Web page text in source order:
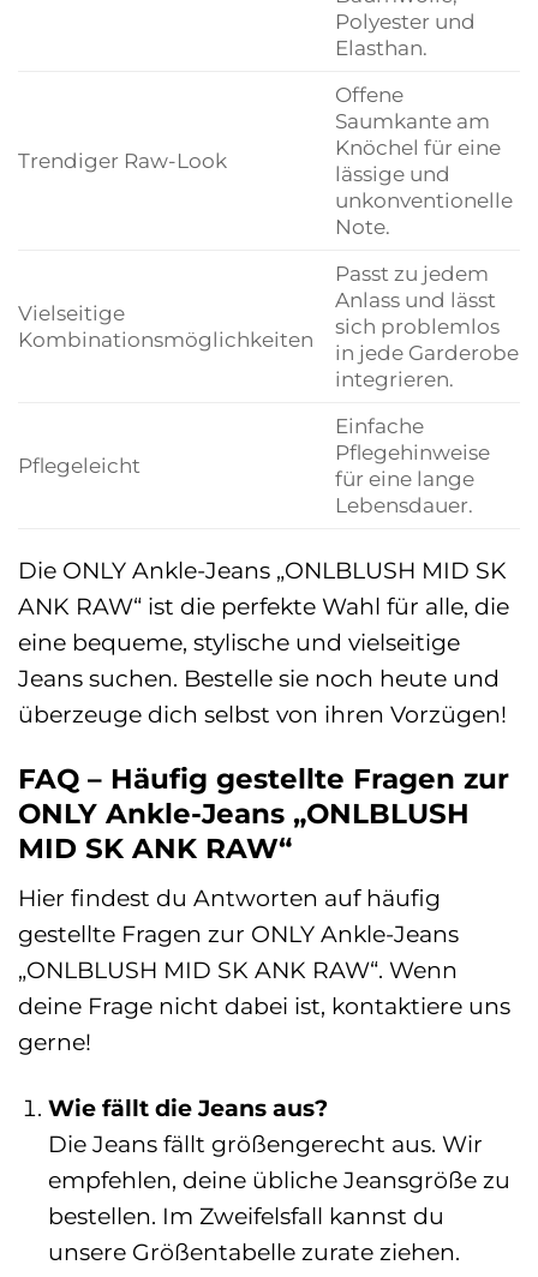
Polyester und
Elasthan.
Trendiger Raw-Look
Offene
Saumkante am
Knöchel für eine
lässige und
unkonventionelle
Note.
Vielseitige
Kombinationsmöglichkeiten
Passt zu jedem
Anlass und lässt
sich problemlos
in jede Garderobe
integrieren.
Pflegeleicht
Einfache
Pflegehinweise
für eine lange
Lebensdauer.
Die ONLY Ankle-Jeans „ONLBLUSH MID SK
ANK RAW“ ist die perfekte Wahl für alle, die
eine bequeme, stylische und vielseitige
Jeans suchen. Bestelle sie noch heute und
überzeuge dich selbst von ihren Vorzügen!
FAQ – Häufig gestellte Fragen zur
ONLY Ankle-Jeans „ONLBLUSH
MID SK ANK RAW“
Hier findest du Antworten auf häufig
gestellte Fragen zur ONLY Ankle-Jeans
„ONLBLUSH MID SK ANK RAW“. Wenn
deine Frage nicht dabei ist, kontaktiere uns
gerne!
Wie fällt die Jeans aus?
Die Jeans fällt größengerecht aus. Wir
empfehlen, deine übliche Jeansgröße zu
bestellen. Im Zweifelsfall kannst du
unsere Größentabelle zurate ziehen.